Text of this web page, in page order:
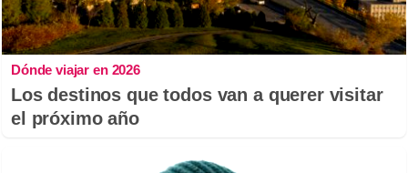
Dónde viajar en 2026
Los destinos que todos van a querer visitar
el próximo año